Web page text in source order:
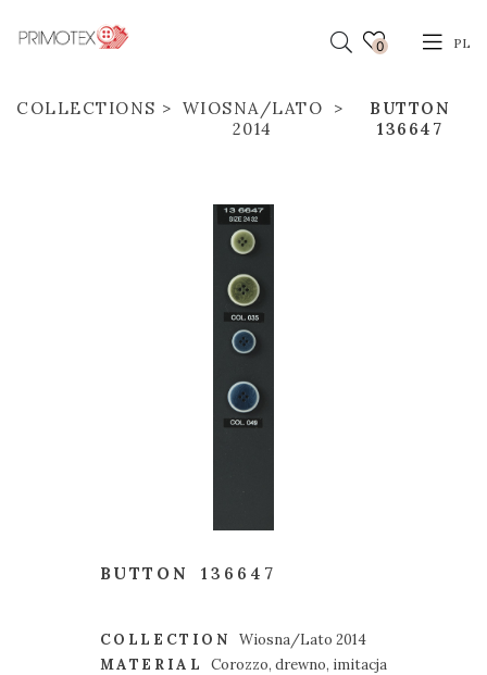
0 PL
COLLECTIONS
WIOSNA/LATO
2014
BUTTON
136647
BUTTON 136647
COLLECTION
Wiosna/Lato 2014
MATERIAL
Corozzo, drewno, imitacja